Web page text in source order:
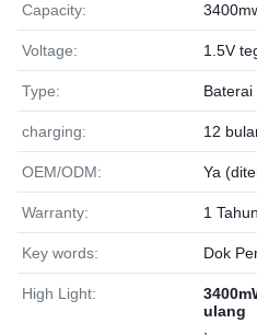
Capacity:
Voltage: 1.5V
Type: Baterai
charging: 12
OEM/ODM: Ya
Warranty: 1 Tahun
Key words: Dok
High Light:
ulang